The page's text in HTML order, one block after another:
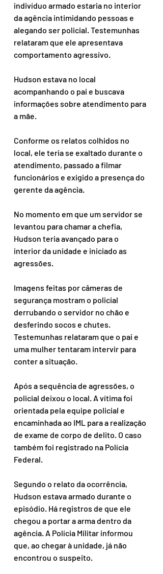
indivíduo armado estaria no interior
da agência intimidando pessoas e
alegando ser policial. Testemunhas
relataram que ele apresentava
comportamento agressivo.
Hudson estava no local
acompanhando o pai e buscava
informações sobre atendimento para
a mãe.
Conforme os relatos colhidos no
local, ele teria se exaltado durante o
atendimento, passado a filmar
funcionários e exigido a presença do
gerente da agência.
No momento em que um servidor se
levantou para chamar a chefia,
Hudson teria avançado para o
interior da unidade e iniciado as
agressões.
Imagens feitas por câmeras de
segurança mostram o policial
derrubando o servidor no chão e
desferindo socos e chutes.
Testemunhas relataram que o pai e
uma mulher tentaram intervir para
conter a situação.
Após a sequência de agressões, o
policial deixou o local. A vítima foi
orientada pela equipe policial e
encaminhada ao IML para a realização
de exame de corpo de delito. O caso
também foi registrado na Polícia
Federal.
Segundo o relato da ocorrência,
Hudson estava armado durante o
episódio. Há registros de que ele
chegou a portar a arma dentro da
agência. A Polícia Militar informou
que, ao chegar à unidade, já não
encontrou o suspeito.